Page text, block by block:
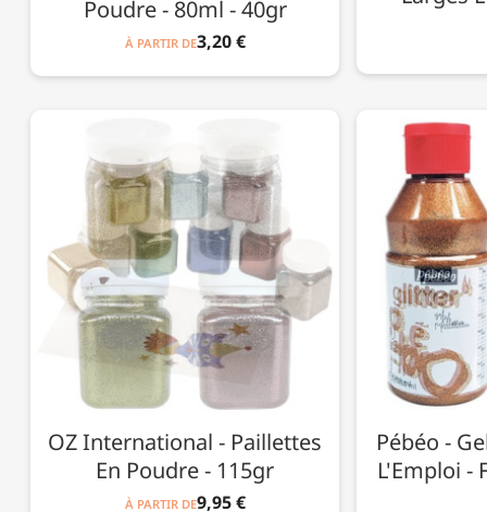
Poudre - 80ml - 40gr
À PARTIR DE3,20 €
OZ International - Paillettes
En Poudre - 115gr
À PARTIR DE9,95 €
Pébéo -
L'Emploi -